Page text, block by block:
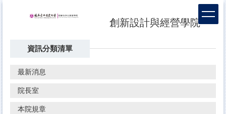
創新設計與經營學院
資訊分類清單
最新消息
院長室
本院規章